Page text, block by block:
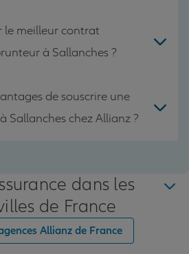
le meilleur contrat
à Sallanches ?
de souscrire une
Sallanches chez Allianz ?
dans les
de France
Allianz de France